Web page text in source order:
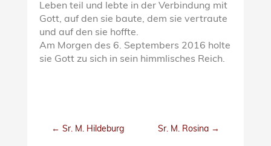
Leben teil und lebte in der Verbindung mit
Gott, auf den sie baute, dem sie vertraute
und auf den sie hoffte.
Am Morgen des 6. Septembers 2016 holte
sie Gott zu sich in sein himmlisches Reich.
← Sr. M. Hildeburg Sr. M. Rosina →